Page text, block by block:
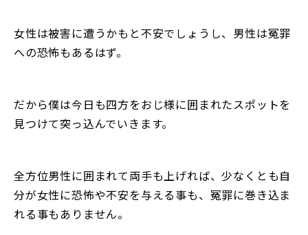
女性は被害に遭うかもと不安でしょうし、男性は冤罪
への恐怖もあるはず。
だから僕は今日も四方をおじ様に囲まれたスポットを
見つけて突っ込んでいきます。
全方位男性に囲まれて両手も上げれば、少なくとも自
分が女性に恐怖や不安を与える事も、冤罪に巻き込ま
れる事もありません。